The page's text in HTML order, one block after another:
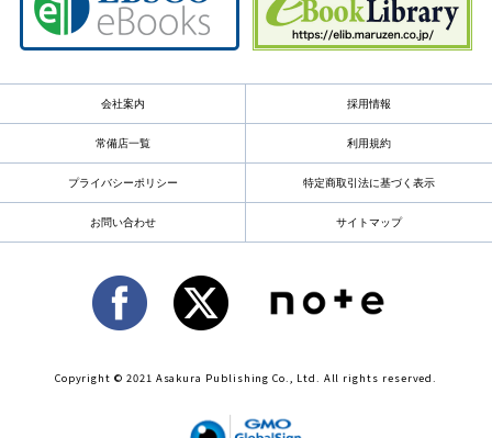
会社案内 採用情報
常備店一覧 利用規約
プライバシーポリシー 特定商取引法に基づく表示
お問い合わせ サイトマップ
Copyright © 2021 Asakura Publishing Co., Ltd. All rights reserved.